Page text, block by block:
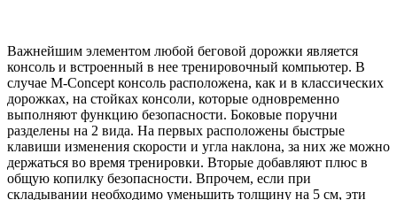
Важнейшим элементом любой беговой дорожки является
консоль и встроенный в нее тренировочный компьютер. В
случае M-Concept консоль расположена, как и в классических
дорожках, на стойках консоли, которые одновременно
выполняют функцию безопасности. Боковые поручни
разделены на 2 вида. На первых расположены быстрые
клавиши изменения скорости и угла наклона, за них же можно
держаться во время тренировки. Вторые добавляют плюс в
общую копилку безопасности. Впрочем, если при
складывании необходимо уменьшить толщину на 5 см, эти